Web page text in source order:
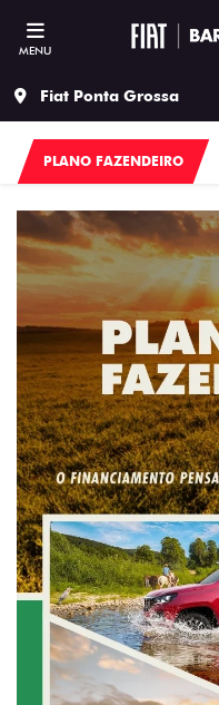
MENU
Fiat Ponta Grossa
PLANO FAZENDEIRO